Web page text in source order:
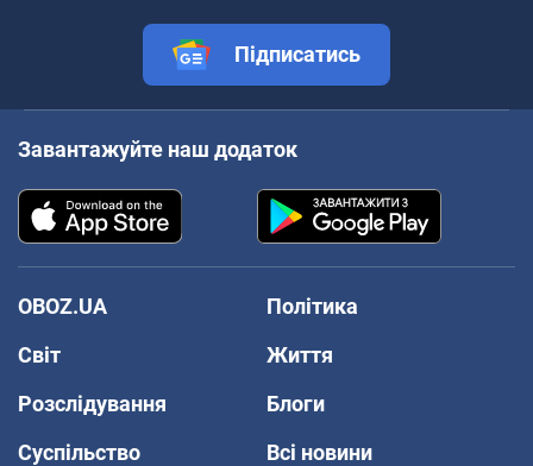
Підписатись
Завантажуйте наш додаток
OBOZ.UA
Політика
Світ
Життя
Розслідування
Блоги
Суспільство
Всі новини